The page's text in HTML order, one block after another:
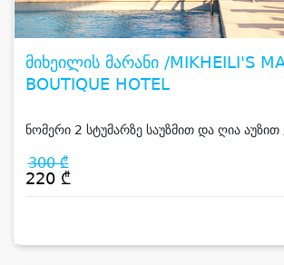
მიხეილის მარანი /MIKHEILI'S
BOUTIQUE HOTEL
ნომერი 2 სტუმარზე საუზმით და ღია
300 ₾
220 ₾